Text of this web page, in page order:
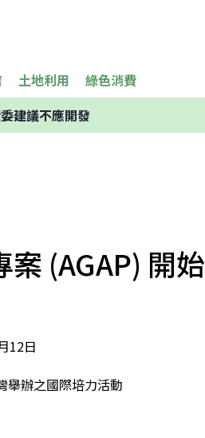
土地利用 綠色消費
建議不應開發
(AGAP) 開始
12日
舉辦之國際培力活動